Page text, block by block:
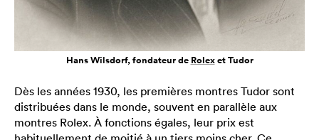
Hans Wilsdorf, fondateur de Rolexet Tudor
Dès les années 1930, les premières montres Tudor sont
distribuées dans le monde, souvent en parallèle aux
montres Rolex. À fonctions égales, leur prix est